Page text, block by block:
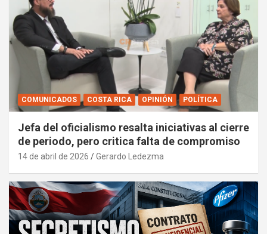
COMUNICADOS COSTA RICA OPINIÓN POLÍTICA
Jefa del oficialismo resalta iniciativas al cierre
de periodo, pero critica falta de compromiso
14 de abril de 2026 Gerardo Ledezma